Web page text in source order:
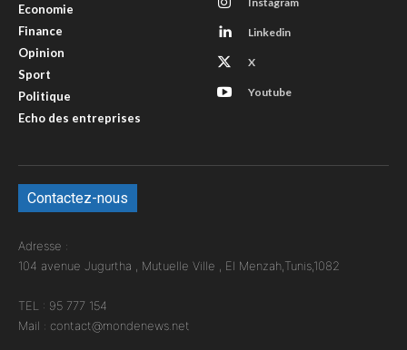
Economie
Finance
Opinion
Sport
Politique
Echo des entreprises
Linkedin
X
Youtube
Contactez-nous
Adresse :
104 avenue Jugurtha , Mutuelle Ville , El Menzah,Tunis,1082
TEL : 95 777 154
Mail : contact@mondenews.net